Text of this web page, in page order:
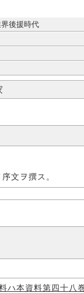
後援時代
文ヲ撰ス。
料ハ本資料第四十八